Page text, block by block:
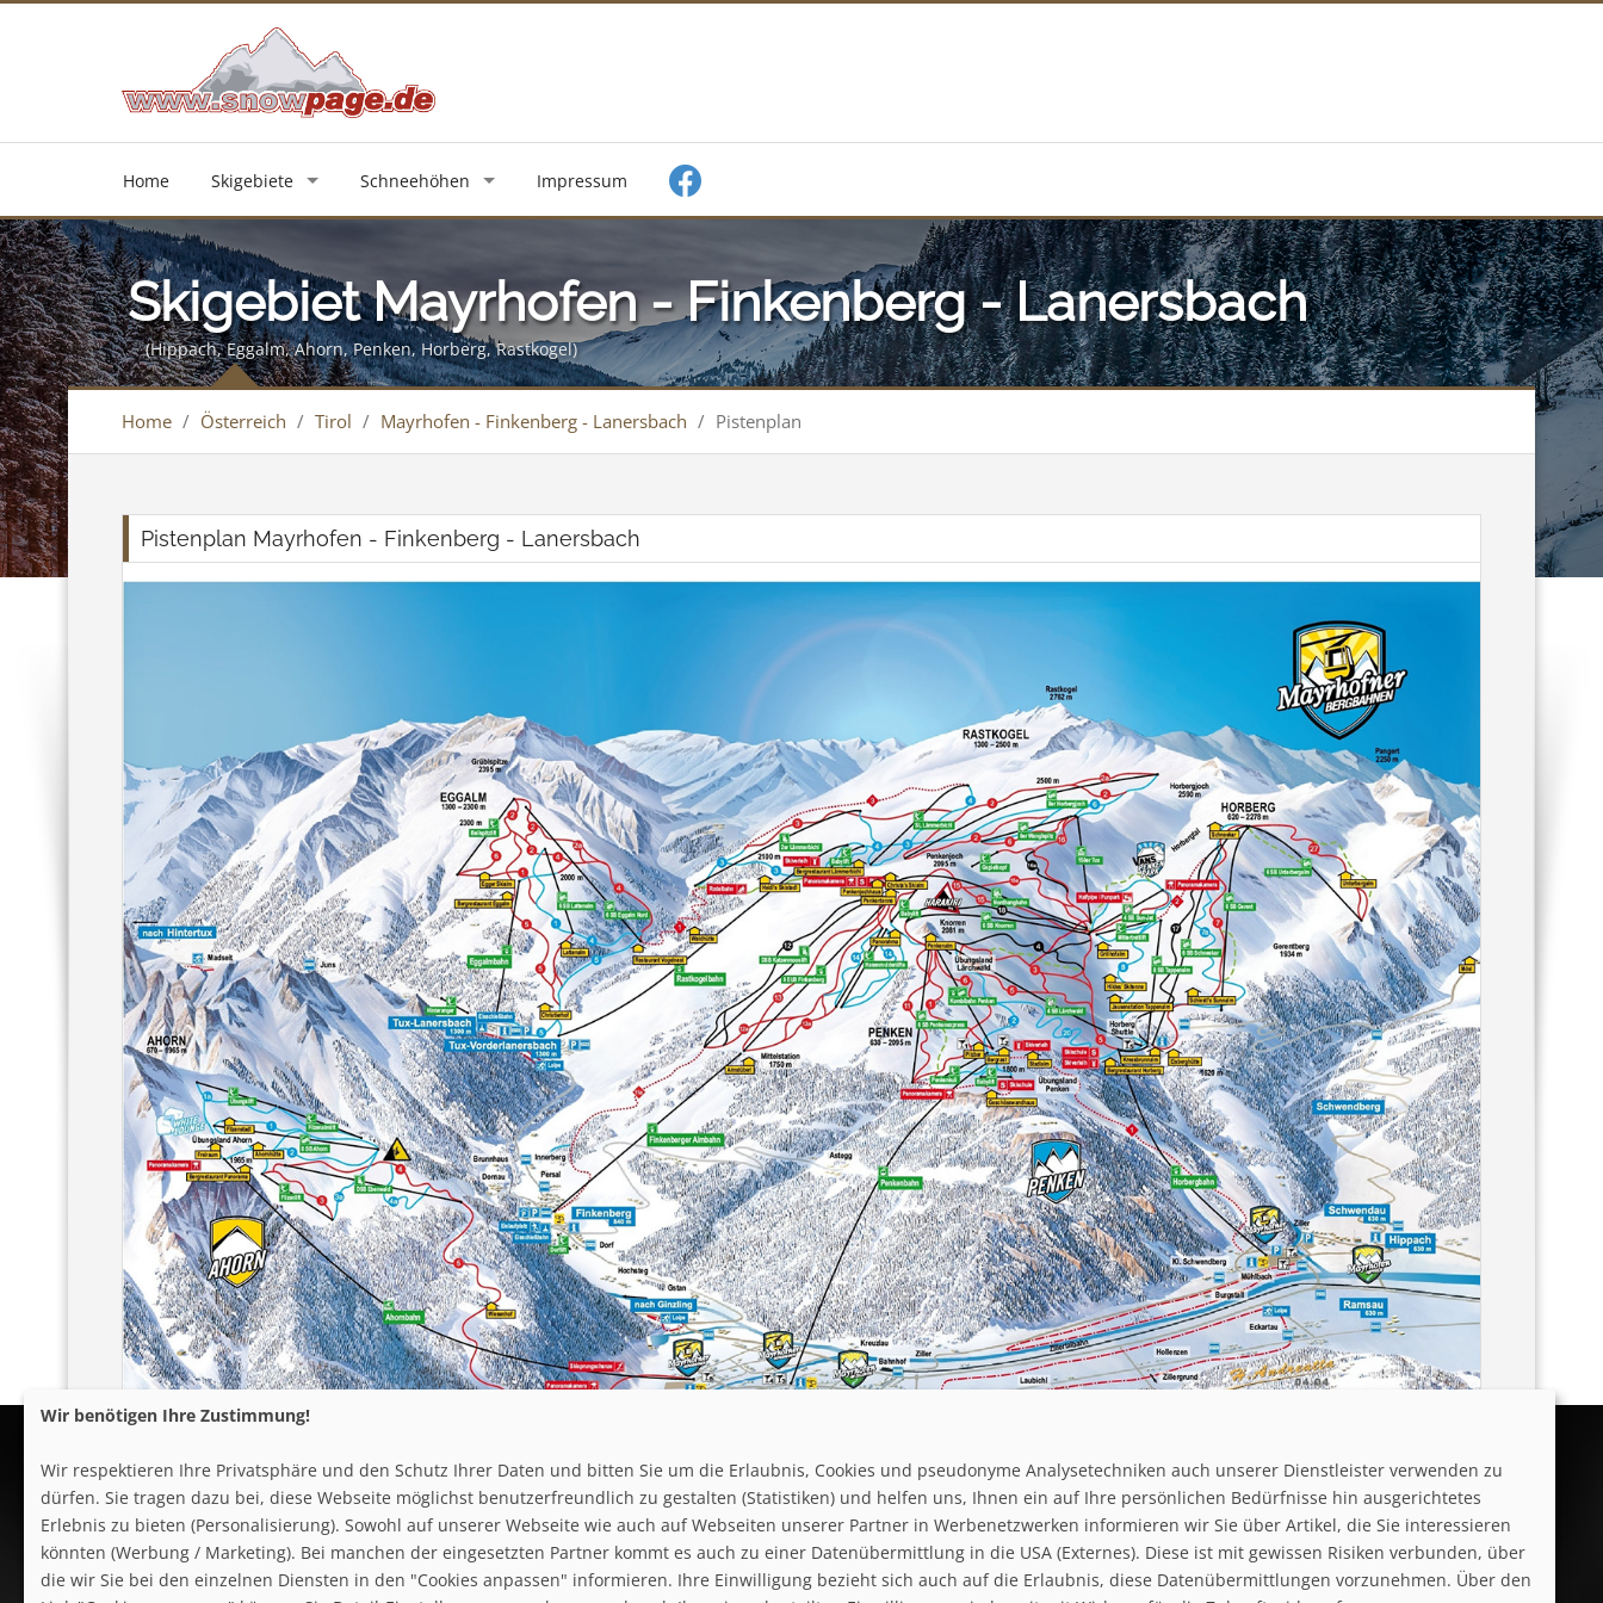
Home Skigebiete Schneehöhen Impressum
Skigebiet Mayrhofen - Finkenberg - Lanersbach
(Hippach, Eggalm, Ahorn, Penken, Horberg, Rastkogel)
Home / Österreich / Tirol / Mayrhofen - Finkenberg - Lanersbach / Pistenplan
Pistenplan Mayrhofen - Finkenberg - Lanersbach
follow us on facebook
Home
Datenschutzerklärung
Wir benötigen Ihre Zustimmung!
Wir respektieren Ihre Privatsphäre und den Schutz Ihrer Daten und bitten Sie um die Erlaubnis, Cookies und pseudonyme Analysetechniken auch unserer Dienstleister verwenden zu
dürfen. Sie tragen dazu bei, diese Webseite möglichst benutzerfreundlich zu gestalten (Statistiken) und helfen uns, Ihnen ein auf Ihre persönlichen Bedürfnisse hin ausgerichtetes
Erlebnis zu bieten (Personalisierung). Sowohl auf unserer Webseite wie auch auf Webseiten unserer Partner in Werbenetzwerken informieren wir Sie über Artikel, die Sie interessieren
könnten (Werbung / Marketing). Bei manchen der eingesetzten Partner kommt es auch zu einer Datenübermittlung in die USA (Externes). Diese ist mit gewissen Risiken verbunden, über
die wir Sie bei den einzelnen Diensten in den "Cookies anpassen" informieren. Ihre Einwilligung bezieht sich auch auf die Erlaubnis, diese Datenübermittlungen vorzunehmen. Über den